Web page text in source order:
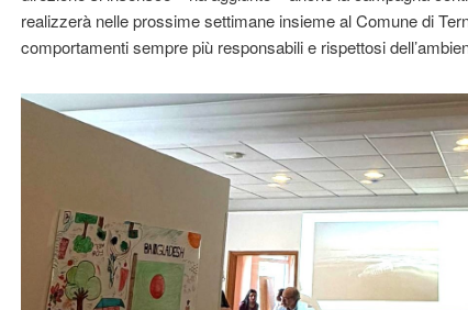
realizzerà nelle prossime settimane insieme al Comune di
comportamenti sempre più responsabili e rispettosi